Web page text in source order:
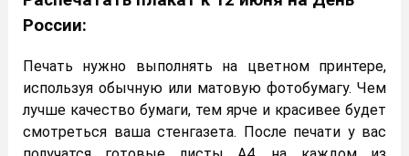
России:
Печать нужно выполнять на цветном принтере,
используя обычную или матовую фотобумагу. Чем
лучше качество бумаги, тем ярче и красивее будет
смотреться ваша стенгазета. После печати у вас